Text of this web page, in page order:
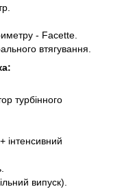
- Facette.
втягування.
турбінного
інтенсивний
випуск).